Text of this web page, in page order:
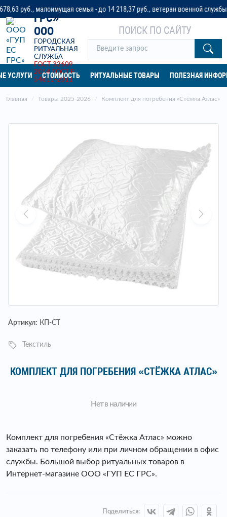
малоимущая семья - до 14 218,37 руб., ветеран военной службы -
«ГУП ЕС
ГРС»
ООО
ГОРОДСКАЯ
РИТУАЛЬНАЯ
СЛУЖБА
ГОСТ 32609-
2014 ГОСТ Р
54611-2011
ПОИСК ПО САЙТУ
УСЛУГИ СТОИМОСТЬ РИТУАЛЬНЫЕ ТОВАРЫ ПОЛЕЗНАЯ
Главная Товары 2025-2026 Комплект для погребения «Стёжка Атлас»
Артикул: КП-СТ
Текстиль
КОМПЛЕКТ ДЛЯ ПОГРЕБЕНИЯ «СТЁЖКА АТЛАС»
Нет в наличии
Комплект для погребения «Стёжка Атлас» можно
заказать по телефону или при личном обращении в офис
службы. Большой выбор ритуальных товаров в
Интернет-магазине ООО «ГУП ЕС ГРС».
Поделиться: